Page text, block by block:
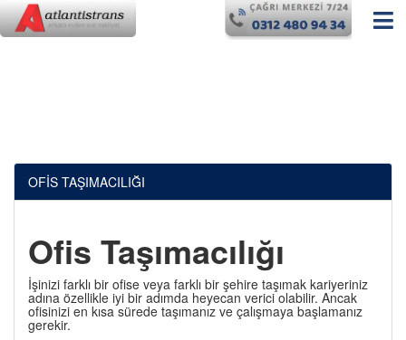
OFİS TAŞIMACILIĞI
Ofis Taşımacılığı
İşinizi farklı bir ofise veya farklı bir şehire taşımak kariyeriniz
adına özellikle iyi bir adımda heyecan verici olabilir. Ancak
ofisinizi en kısa sürede taşımanız ve çalışmaya başlamanız
gerekir.